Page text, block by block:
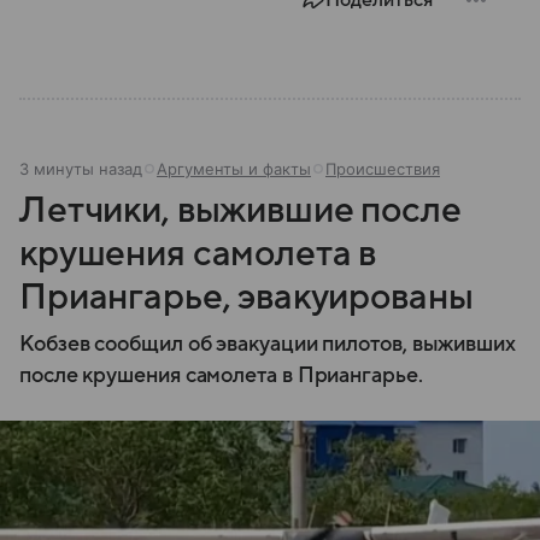
3 минуты назад Аргументы и факты Происшествия
Летчики, выжившие после
крушения самолета в
Приангарье, эвакуированы
Кобзев сообщил об эвакуации пилотов, выживших
после крушения самолета в Приангарье.